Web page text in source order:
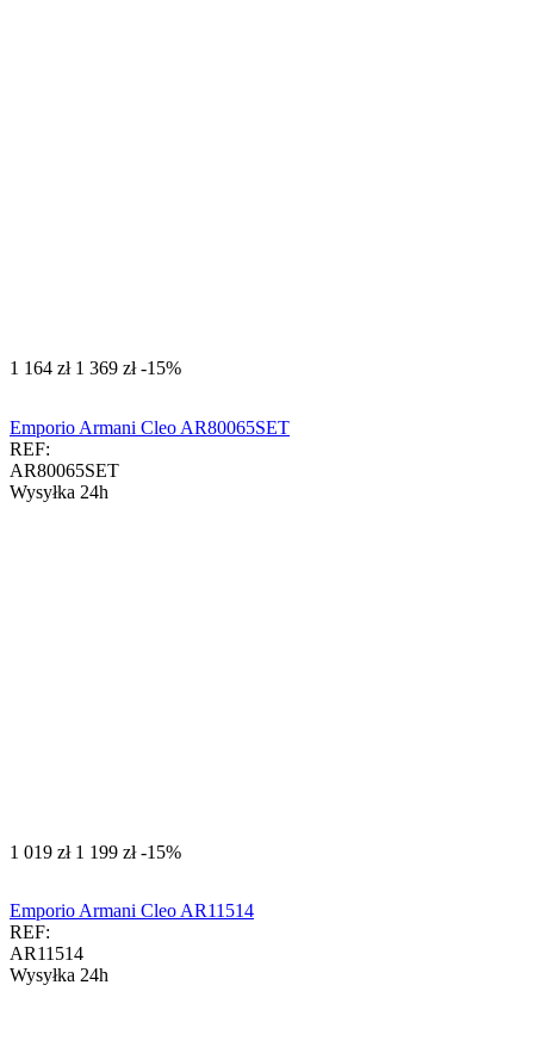
‍1 164‍ zł ‍1 369‍ zł -15%
Emporio Armani Cleo AR80065SET
REF:
AR80065SET
Wysyłka 24h
‍1 019‍ zł ‍1 199‍ zł -15%
Emporio Armani Cleo AR11514
REF:
AR11514
Wysyłka 24h